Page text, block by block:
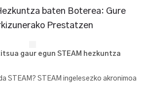
baten Boterea: Gure
Prestatzen
gaur egun STEAM hezkuntza
STEAM? STEAM ingelesezko akronimoa